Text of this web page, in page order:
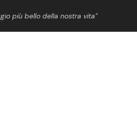
più bello della nostra vita”